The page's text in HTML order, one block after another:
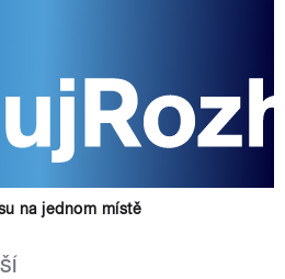
na jednom místě